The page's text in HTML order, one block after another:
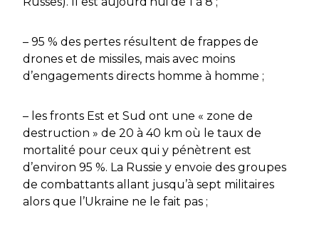
– 95 % des pertes résultent de frappes de
drones et de missiles, mais avec moins
d’engagements directs homme à homme ;
– les fronts Est et Sud ont une « zone de
destruction » de 20 à 40 km où le taux de
mortalité pour ceux qui y pénètrent est
d’environ 95 %. La Russie y envoie des groupes
de combattants allant jusqu’à sept militaires
alors que l’Ukraine ne le fait pas ;